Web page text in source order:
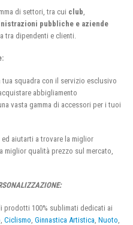
di settori, tra cui club
pubbliche e aziende
tra dipendenti e clienti.
tua squadra con il servizio esclusivo
abbigliamento
vasta gamma di accessori per i tuoi
aiutarti a trovare la miglior
qualità prezzo sul mercato,
prodotti 100% sublimati dedicati ai
Ciclismo Ginnastica Artistica Nuoto